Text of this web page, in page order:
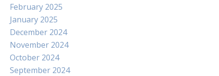
February 2025
January 2025
December 2024
November 2024
October 2024
September 2024